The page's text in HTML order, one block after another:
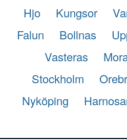
Hjo
Kungsor
Falun
Bollnas
Vasteras
Stockholm
Nyköping